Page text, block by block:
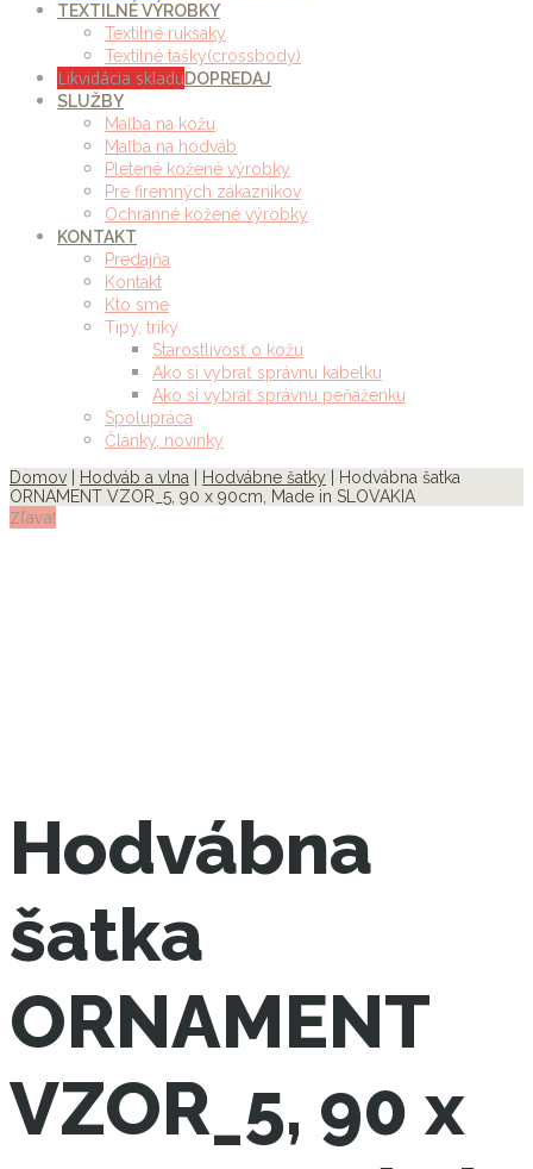
TEXTILNÉ VÝROBKY
Textilné ruksaky
Textilné tašky(crossbody)
Likvidácia skladuDOPREDAJ
SLUŽBY
Maľba na kožu
Maľba na hodváb
Pletené kožené výrobky
Pre firemných zákazníkov
Ochranné kožené výrobky
KONTAKT
Predajňa
Kontakt
Kto sme
Tipy, triky
Starostlivosť o kožu
Ako si vybrať správnu kabelku
Ako si vybrať správnu peňaženku
Spolupráca
Články, novinky
Domov
Hodváb a vlna Hodvábne šatky | Hodvábna šatka
ORNAMENT VZOR_5, 90 x 90cm, Made in SLOVAKIA
Zľava!
Hodvábna
šatka
ORNAMENT
VZOR_5, 90 x